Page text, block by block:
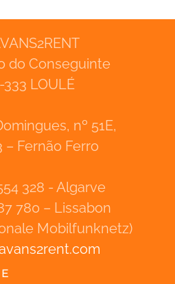
do Conseguinte
333 LOULÉ
nº 51E,
– Fernão Ferro
328 - Algarve
780 – Lissabon
Mobilfunknetz)
.com